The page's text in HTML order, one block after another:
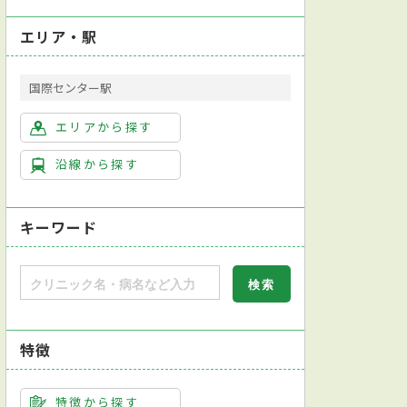
エリア・駅
国際センター駅
エリアから探す
沿線から探す
キーワード
特徴
特徴から探す